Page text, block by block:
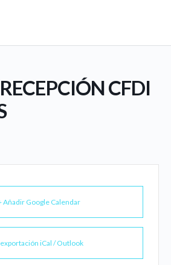
CFDI
Añadir Google Calendar
iCal / Outlook